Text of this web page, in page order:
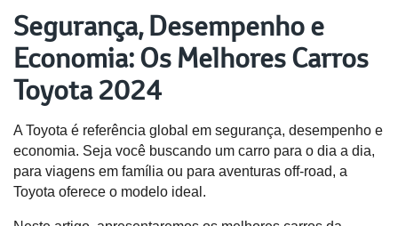
Segurança, Desempenho e
Economia: Os Melhores Carros
Toyota 2024
A Toyota é referência global em segurança, desempenho e
economia. Seja você buscando um carro para o dia a dia,
para viagens em família ou para aventuras off-road, a
Toyota oferece o modelo ideal.